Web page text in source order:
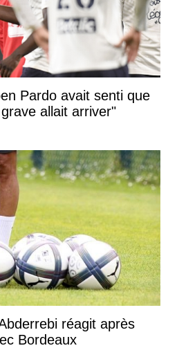
Pardo avait senti que
allait arriver"
réagit après
Bordeaux